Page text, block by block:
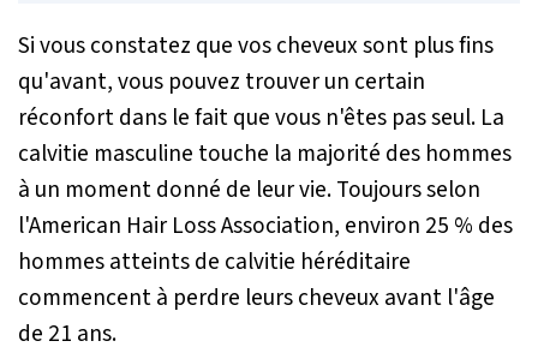
Si vous constatez que vos cheveux sont plus fins
qu'avant, vous pouvez trouver un certain
réconfort dans le fait que vous n'êtes pas seul. La
calvitie masculine touche la majorité des hommes
à un moment donné de leur vie. Toujours selon
l'American Hair Loss Association, environ 25 % des
hommes atteints de calvitie héréditaire
commencent à perdre leurs cheveux avant l'âge
de 21 ans.